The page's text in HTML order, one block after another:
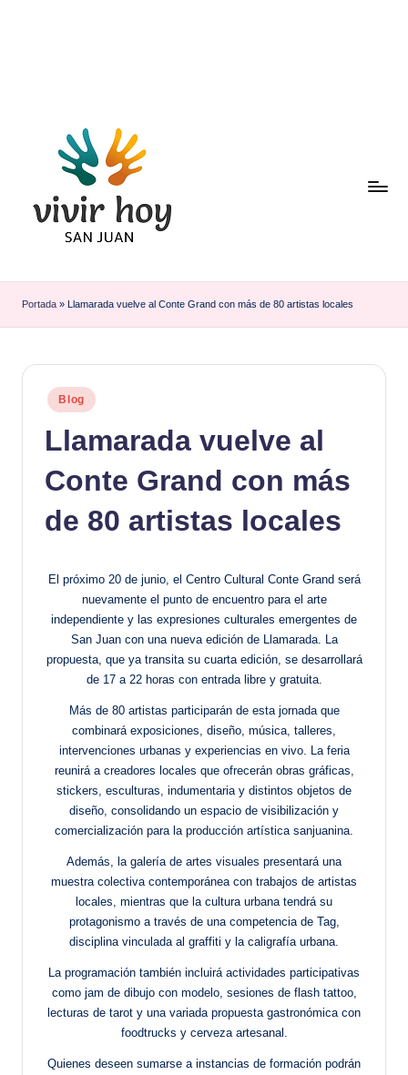
Saltar
contenido
Portada » Llamarada vuelve al Conte Grand con más de 80 artistas locales
Publicado
en
Blog
Llamarada vuelve al
Conte Grand con más
de 80 artistas locales
El próximo 20 de junio, el Centro Cultural Conte Grand será
nuevamente el punto de encuentro para el arte
independiente y las expresiones culturales emergentes de
San Juan con una nueva edición de Llamarada. La
propuesta, que ya transita su cuarta edición, se desarrollará
de 17 a 22 horas con entrada libre y gratuita.
Más de 80 artistas participarán de esta jornada que
combinará exposiciones, diseño, música, talleres,
intervenciones urbanas y experiencias en vivo. La feria
reunirá a creadores locales que ofrecerán obras gráficas,
stickers, esculturas, indumentaria y distintos objetos de
diseño, consolidando un espacio de visibilización y
comercialización para la producción artística sanjuanina.
Además, la galería de artes visuales presentará una
muestra colectiva contemporánea con trabajos de artistas
locales, mientras que la cultura urbana tendrá su
protagonismo a través de una competencia de Tag,
disciplina vinculada al graffiti y la caligrafía urbana.
La programación también incluirá actividades participativas
como jam de dibujo con modelo, sesiones de flash tattoo,
lecturas de tarot y una variada propuesta gastronómica con
foodtrucks y cerveza artesanal.
Quienes deseen sumarse a instancias de formación podrán